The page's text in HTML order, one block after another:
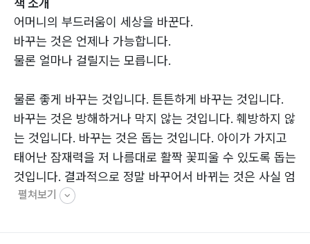
책 소개
어머니의 부드러움이 세상을 바꾼다.
바꾸는 것은 언제나 가능합니다.
물론 얼마나 걸릴지는 모릅니다.
물론 좋게 바꾸는 것입니다. 튼튼하게 바꾸는 것입니다.
바꾸는 것은 방해하거나 막지 않는 것입니다. 훼방하지 않
는 것입니다. 바꾸는 것은 돕는 것입니다. 아이가 가지고
태어난 잠재력을 저 나름대로 활짝 꽃피울 수 있도록 돕는
것입니다. 결과적으로 정말 바꾸어서 바뀌는 것은 사실 엄
마이고 엄마의 마음입니다. 아이의 마음은 엄마의 마음과
펼쳐보기